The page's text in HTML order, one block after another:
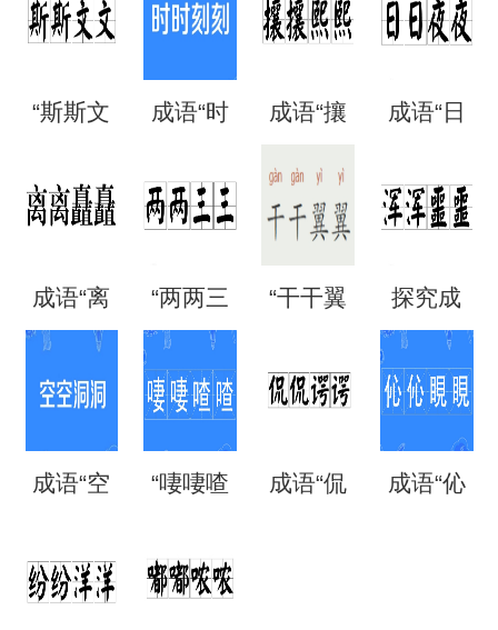
“斯斯文
是什么
成语“时
时刻
么意
思？出
里？
成语“攘
攘熙
熙”的用
法、典
故和出
成语“日
么意
思？
成语“离
读？用
来形容
“两两三
语吗？
是什么
意思？
“干干翼
是什么
探究成
语“混混
含义与
成语“空
洞”是什
“啛啛喳 成语“侃 成语“伈